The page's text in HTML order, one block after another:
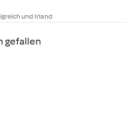
und Irland
gefallen